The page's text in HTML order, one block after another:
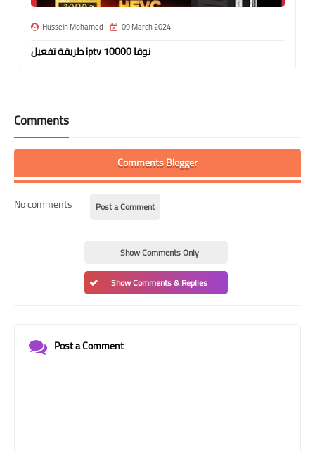
Hussein Mohamed 09 March 2024
طريقة تفعيل iptv نوفا 10000
Comments
Comments Blogger
No comments Post a Comment
Show Comments Only
Show Comments & Replies
Post a Comment